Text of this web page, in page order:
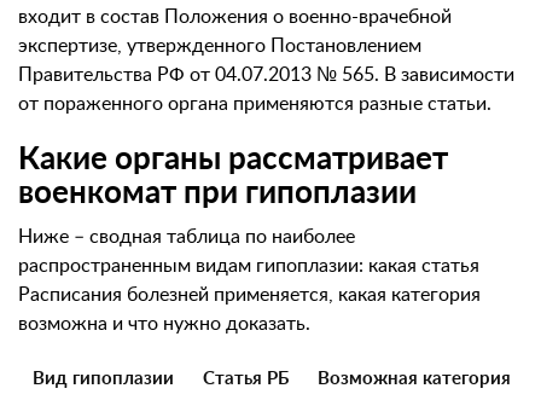
входит в состав Положения о военно-врачебной
экспертизе, утвержденного Постановлением
Правительства РФ от 04.07.2013 № 565. В зависимости
от пораженного органа применяются разные статьи.
Какие органы рассматривает
военкомат при гипоплазии
Ниже – сводная таблица по наиболее
распространенным видам гипоплазии: какая статья
Расписания болезней применяется, какая категория
возможна и что нужно доказать.
Вид гипоплазии Статья РБ Возможная категория